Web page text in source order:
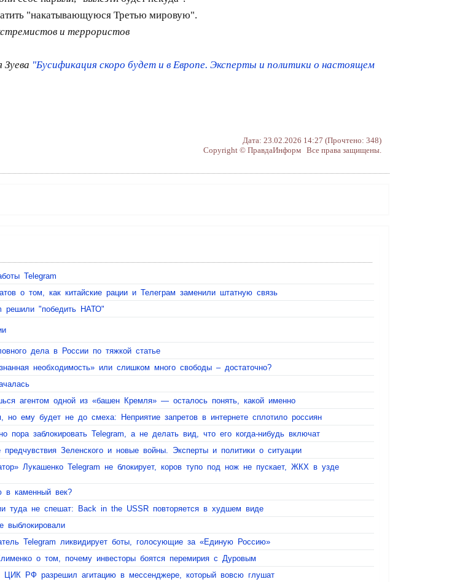
"накатывающуюся Третью мировую".
и террористов
"Бусификация скоро будет и в Европе. Эксперты и политики о настоящем
Дата: 23.02.2026 14:27 (Прочтено: 348)
Copyright © ПравдаИнформ Все права защищены.
Telegram
о том, как китайские рации и Телеграм заменили штатную связь
решили "победить НАТО"
дела в России по тяжкой статье
необходимость» или слишком много свободы – достаточно?
агентом одной из «башен Кремля» — осталось понять, какой именно
ему будет не до смеха: Неприятие запретов в интернете сплотило россиян
пора заблокировать Telegram, а не делать вид, что его когда-нибудь включат
предчувствия Зеленского и новые войны. Эксперты и политики о ситуации
Лукашенко Telegram не блокирует, коров тупо под нож не пускает, ЖКХ в узде
в каменный век?
туда не спешат: Back in the USSR повторяется в худшем виде
выблокировали
Telegram ликвидирует боты, голосующие за «Единую Россию»
о том, почему инвесторы боятся перемирия с Дуровым
ЦИК РФ разрешил агитацию в мессенджере, который вовсю глушат